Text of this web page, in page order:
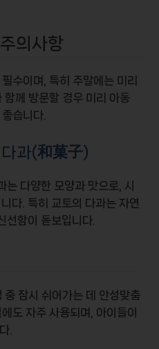
의사항
수이며, 특히 주말에는 미리
함께 방문할 경우 미리 아동
습니다.
과(和菓子)
는 다양한 모양과 맛으로, 시
다. 특히 교토의 다과는 자연
선함이 돋보입니다.
중 잠시 쉬어가는 데 안성맞춤
도 자주 사용되며, 아이들이
.